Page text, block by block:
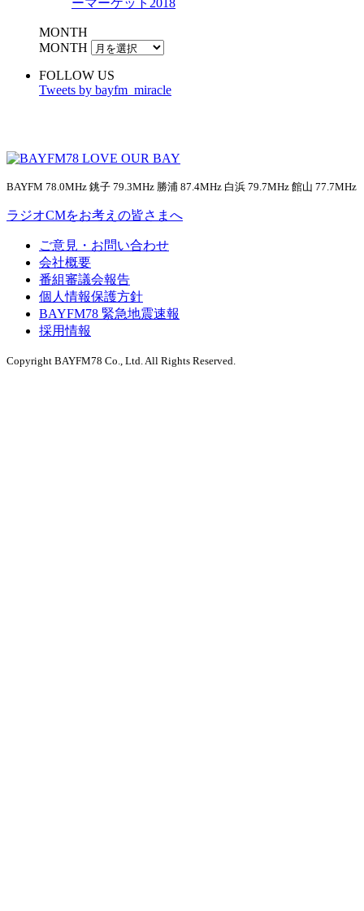
ーマーケット2018
MONTH
MONTH
FOLLOW US
Tweets by bayfm_miracle
BAYFM 78.0MHz 銚子 79.3MHz 勝浦 87.4MHz 白浜 79.7MHz 館山 77.7MHz
ラジオCMをお考えの皆さまへ
ご意見・お問い合わせ
会社概要
番組審議会報告
個人情報保護方針
BAYFM78 緊急地震速報
採用情報
Copyright BAYFM78 Co., Ltd. All Rights Reserved.